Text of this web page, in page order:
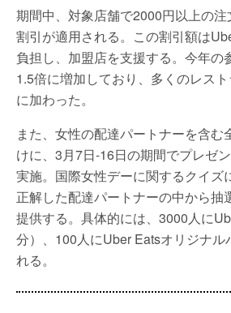
期間中、対象店舗で2000円以上の
割引が適用される。この割引額は
負担し、加盟店を支援する。今年の
1.5倍に増加しており、多くのレス
に加わった。
また、女性の配達パートナーを含む
けに、3月7日-16日の期間でプレゼ
実施。国際女性デーに関するクイズ
正解した配達パートナーの中から抽
提供する。具体的には、3000人に
分）、100人にUber Eatsオリジナル
れる。